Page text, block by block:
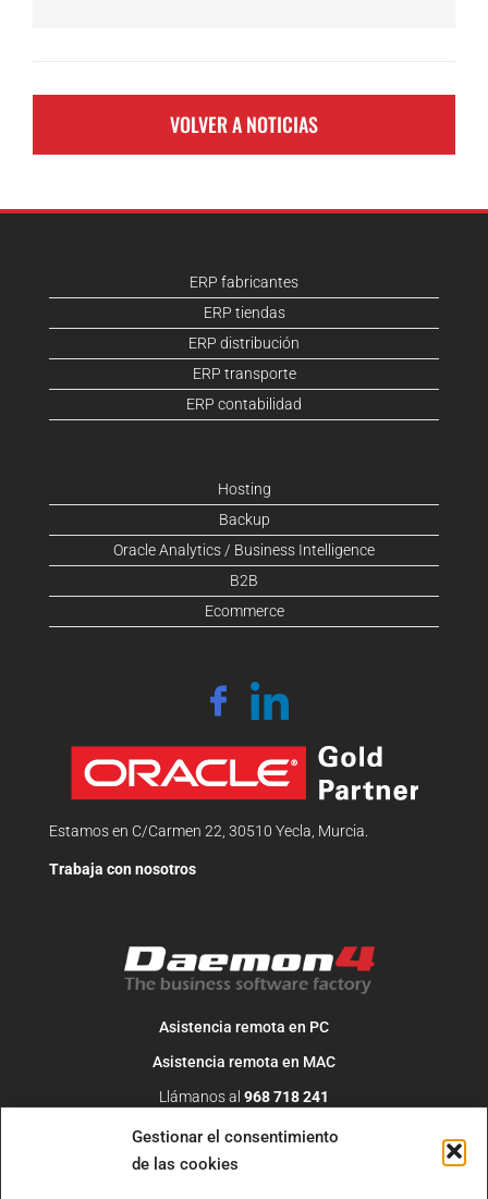
Gestionar el consentimiento
de las cookies
VOLVER A NOTICIAS
ERP fabricantes
ERP tiendas
ERP distribución
ERP transporte
ERP contabilidad
Hosting
Backup
Oracle Analytics / Business Intelligence
B2B
Ecommerce
Estamos en C/Carmen 22, 30510 Yecla, Murcia.
Trabaja con nosotros
Asistencia remota en PC
Asistencia remota en MAC
Llámanos al 968 718 241